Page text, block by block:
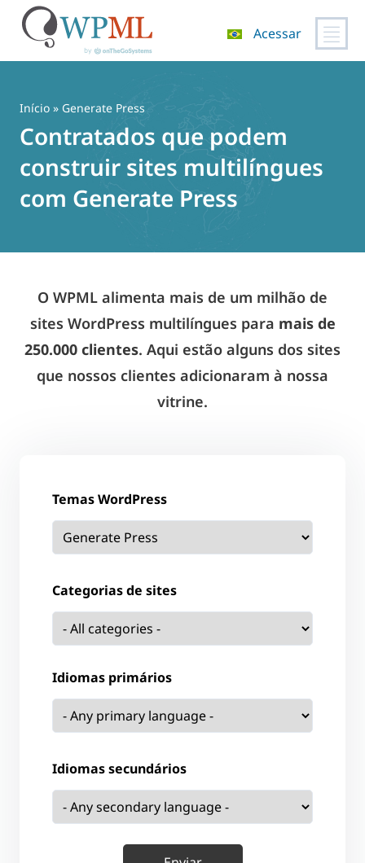
Acessar
Início » Generate Press
Contratados que podem
construir sites multilíngues
com Generate Press
O WPML alimenta mais de um milhão de
sites WordPress multilíngues para mais de
250.000 clientes. Aqui estão alguns dos sites
que nossos clientes adicionaram à nossa
vitrine.
Temas WordPress
Categorias de sites
Idiomas primários
Idiomas secundários